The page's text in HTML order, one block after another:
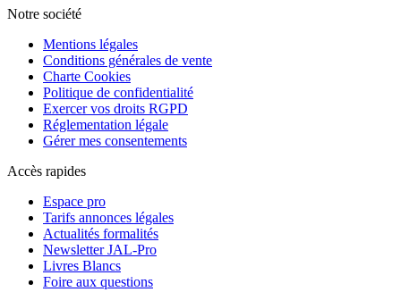
Notre société
Mentions légales
Conditions générales de vente
Charte Cookies
Politique de confidentialité
Exercer vos droits RGPD
Réglementation légale
Gérer mes consentements
Accès rapides
Espace pro
Tarifs annonces légales
Actualités formalités
Newsletter JAL-Pro
Livres Blancs
Foire aux questions